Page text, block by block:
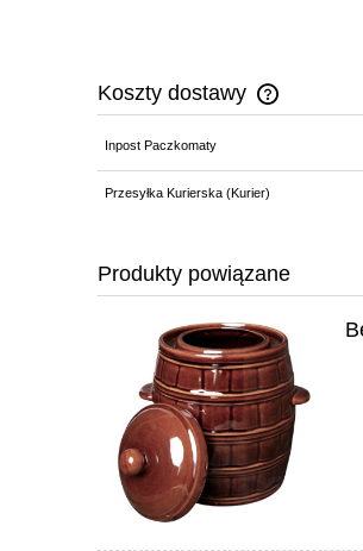
Koszty dostawy
Inpost Paczkomaty
Przesyłka Kurierska (Kurier)
Produkty powiązane